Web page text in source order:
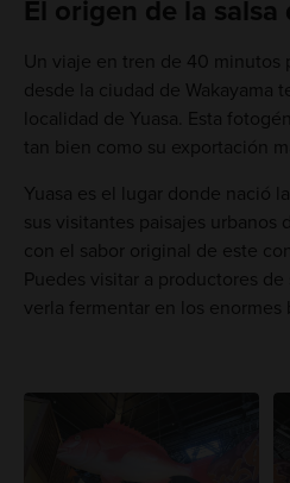
El origen de la salsa
Un viaje en tren de 40 minutos
desde la ciudad de Wakayama
localidad de Yuasa. Esta
tan bien como su exportación
Yuasa es el lugar donde nació
sus visitantes paisajes urbanos
con el sabor original de este
Puedes visitar a productores
verla fermentar en los enormes